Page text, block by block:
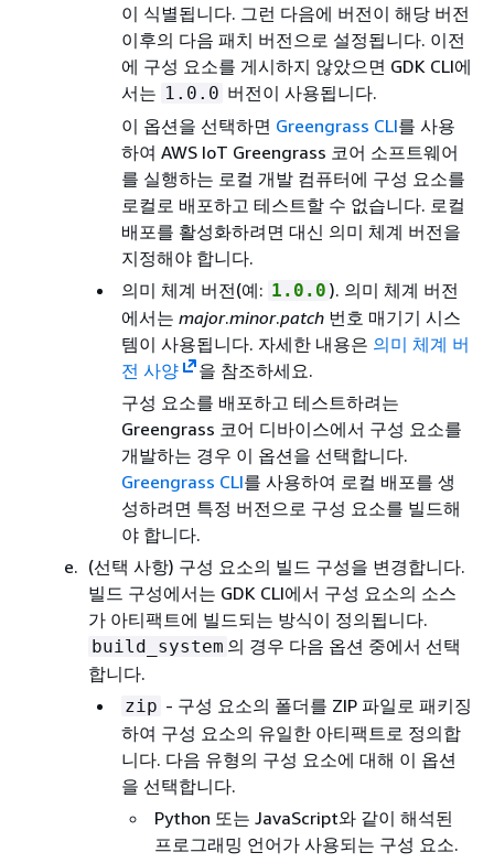
이 식별됩니다. 그런 다음에 버전이 해당 버전
이후의 다음 패치 버전으로 설정됩니다. 이전
에 구성 요소를 게시하지 않았으면 GDK CLI에
서는 1.0.0 버전이 사용됩니다.
이 옵션을 선택하면 Greengrass CLI를 사용
하여 AWS IoT Greengrass 코어 소프트웨어
를 실행하는 로컬 개발 컴퓨터에 구성 요소를
로컬로 배포하고 테스트할 수 없습니다. 로컬
배포를 활성화하려면 대신 의미 체계 버전을
지정해야 합니다.
의미 체계 버전(예: 1.0.0 ). 의미 체계 버전
에서는 major.minor.patch 번호 매기기 시스
템이 사용됩니다. 자세한 내용은 의미 체계 버
전 사양
을 참조하세요.
구성 요소를 배포하고 테스트하려는
Greengrass 코어 디바이스에서 구성 요소를
개발하는 경우 이 옵션을 선택합니다.
Greengrass CLI를 사용하여 로컬 배포를 생
성하려면 특정 버전으로 구성 요소를 빌드해
야 합니다.
(선택 사항) 구성 요소의 빌드 구성을 변경합니다.
빌드 구성에서는 GDK CLI에서 구성 요소의 소스
가 아티팩트에 빌드되는 방식이 정의됩니다.
build_system 의 경우 다음 옵션 중에서 선택
합니다.
zip - 구성 요소의 폴더를 ZIP 파일로 패키징
하여 구성 요소의 유일한 아티팩트로 정의합
니다. 다음 유형의 구성 요소에 대해 이 옵션
을 선택합니다.
Python 또는 JavaScript와 같이 해석된
프로그래밍 언어가 사용되는 구성 요소.